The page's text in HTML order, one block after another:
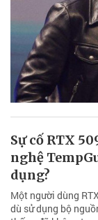
Sự cố RTX
nghệ
dụng?
Một người dùng
dù sử dụng bộ